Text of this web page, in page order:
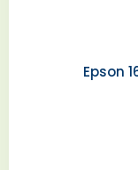
Epson